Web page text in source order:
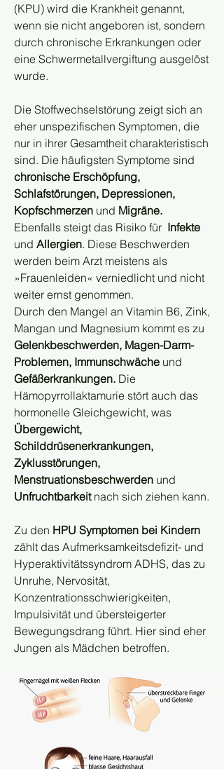
(KPU) wird die Krankheit genannt,
wenn sie nicht angeboren ist, sondern
durch chronische Erkrankungen oder
eine Schwermetallvergiftung ausgelöst
wurde.
Die Stoffwechselstörung zeigt sich an
eher unspezifischen Symptomen, die
nur in ihrer Gesamtheit charakteristisch
sind. Die häufigsten Symptome sind
chronische Erschöpfung,
Schlafstörungen, Depressionen,
Kopfschmerzen und Migräne.
Ebenfalls steigt das Risiko für Infekte
und Allergien. Diese Beschwerden
werden beim Arzt meistens als
»Frauenleiden« verniedlicht und nicht
weiter ernst genommen.
Durch den Mangel an Vitamin B6, Zink,
Gelenkbeschwerden, Magen-Darm-
Problemen, Immunschwäche
Gefäßerkrankungen. Die
Hämopyrrollaktamurie stört auch das
Übergewicht,
Schilddrüsenerkrankungen,
Zyklusstörungen,
Menstruationsbeschwerden
Unfruchtbarkeit nach sich ziehen kann.
Zu den HPU Symptomen bei Kindern
zählt das Aufmerksamkeitsdefizit- und
Hyperaktivitätssyndrom ADHS, das zu
Unruhe, Nervosität,
Konzentrationsschwierigkeiten,
Impulsivität und übersteigerter
Bewegungsdrang führt. Hier sind eher
Jungen als Mädchen betroffen.